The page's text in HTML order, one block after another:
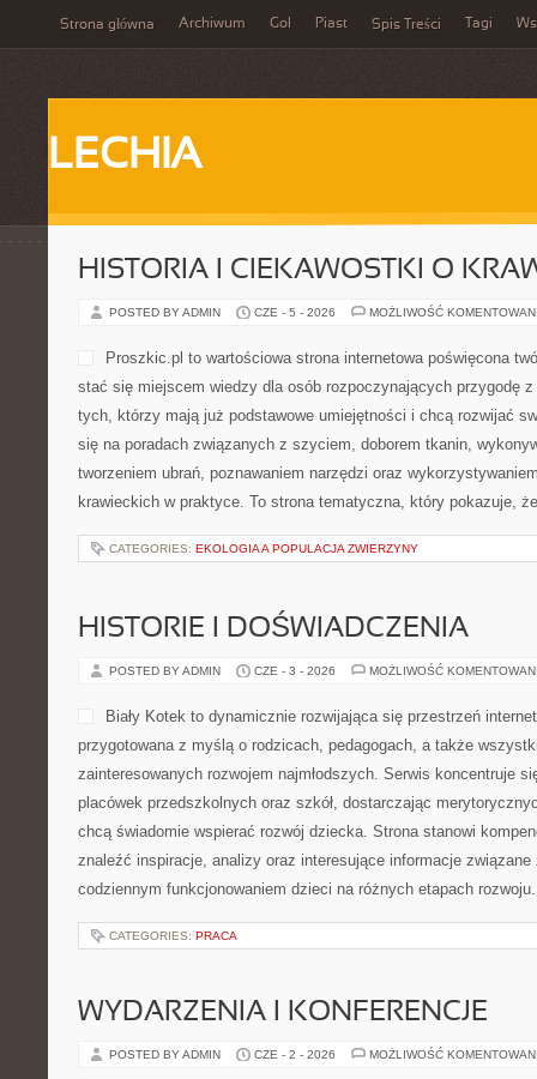
Strona główna Archiwum Gol Piast Spis Treści Tagi
LECHIA
HISTORIA I CIEKAWOSTKI O
POSTED BY ADMIN CZE - 5 - 2026 MOŻLIWOŚĆ
Proszkic.pl to wartościowa strona internetowa poświęcona
stać się miejscem wiedzy dla osób rozpoczynających przygodę z
tych, którzy mają już podstawowe umiejętności i chcą rozwijać
się na poradach związanych z szyciem, doborem tkanin,
tworzeniem ubrań, poznawaniem narzędzi oraz
krawieckich w praktyce. To strona tematyczna, który pokazuje,
CATEGORIES: EKOLOGIA A POPULACJA ZWIERZYNY
HISTORIE I DOŚWIADCZENIA
POSTED BY ADMIN CZE - 3 - 2026 MOŻLIWOŚĆ
Biały Kotek to dynamicznie rozwijająca się przestrzeń
przygotowana z myślą o rodzicach, pedagogach, a także
zainteresowanych rozwojem najmłodszych. Serwis koncentruje
placówek przedszkolnych oraz szkół, dostarczając
chcą świadomie wspierać rozwój dziecka. Strona stanowi
znaleźć inspiracje, analizy oraz interesujące informacje
codziennym funkcjonowaniem dzieci na różnych etapach
CATEGORIES: PRACA
WYDARZENIA I KONFERENCJE
POSTED BY ADMIN CZE - 2 - 2026 MOŻLIWOŚĆ